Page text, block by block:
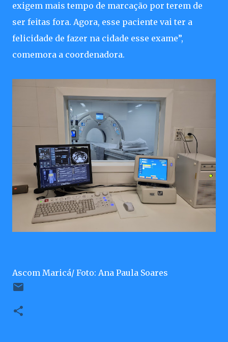
exigem mais tempo de marcação por terem de
ser feitas fora. Agora, esse paciente vai ter a
felicidade de fazer na cidade esse exame”,
comemora a coordenadora.
Ascom Maricá/ Foto: Ana Paula Soares